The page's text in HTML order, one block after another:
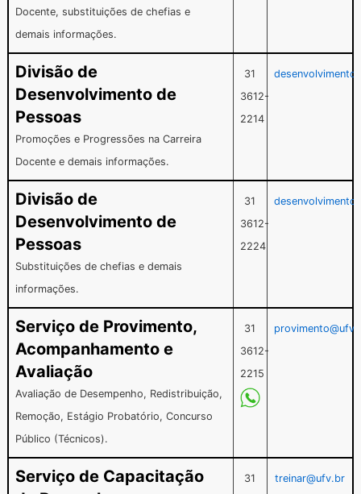
Docente, substituições de chefias e
demais informações.
Divisão de
Desenvolvimento de
Pessoas
Promoções e Progressões na Carreira
Docente e demais informações.
31
3612-
2214
Divisão de
Desenvolvimento de
Pessoas
Substituições de chefias e demais
informações.
31
3612-
2224
Serviço de Provimento,
Acompanhamento e
Avaliação
Avaliação de Desempenho, Redistribuição,
Remoção, Estágio Probatório, Concurso
Público (Técnicos).
31
3612-
2215
Serviço de Capacitação
31 treinar@ufv.br